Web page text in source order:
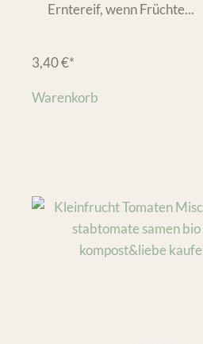
Erntereif, wenn Früchte...
3,40€*
Warenkorb